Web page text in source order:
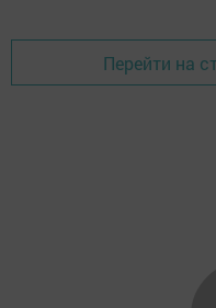
Перейти на